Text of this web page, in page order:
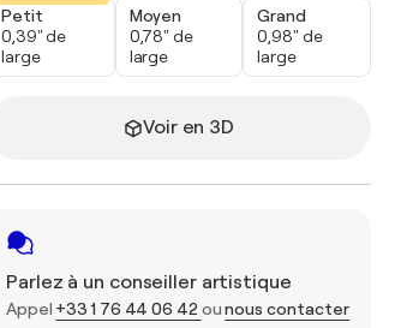
Petit
0,39" de
large
Moyen
0,78" de
large
Grand
0,98" de
large
Voir en 3D
Parlez à un conseiller artistique
Appel +33 1 76 44 06 42 ounous contacter